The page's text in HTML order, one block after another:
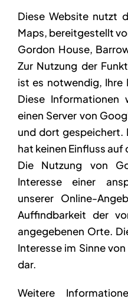
Diese Website nutzt
Maps, bereitgestellt
Gordon House,
Zur Nutzung der
ist es notwendig, Ihre
Diese Informationen
einen Server von
und dort gespeichert.
hat keinen Einfluss
Die Nutzung von
Interesse einer
unserer Online-
Auffindbarkeit der
angegebenen Orte.
Interesse im Sinne
dar.
Weitere